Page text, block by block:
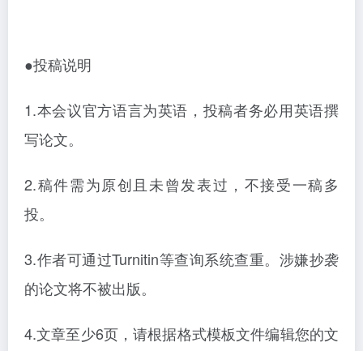
●投稿说明
1.本会议官方语言为英语，投稿者务必用英语撰
写论文。
2.稿件需为原创且未曾发表过，不接受一稿多
投。
3.作者可通过Turnitin等查询系统查重。涉嫌抄袭
的论文将不被出版。
4.文章至少6页，请根据格式模板文件编辑您的文